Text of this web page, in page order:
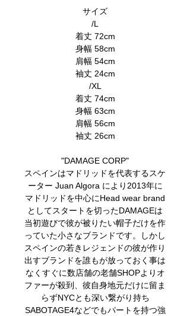
サイズ
/L
着丈 72cm
身幅 58cm
肩幅 54cm
袖丈 24cm
/XL
着丈 74cm
身幅 63cm
肩幅 56cm
袖丈 26cm
"DAMAGE CORP"
スペインはマドリッドを代表するスケ
ーター Juan Algora により2013年に
マドリッドを中心にHead wear brand
としてスタートを切ったDAMAGEは
当初遊びで彼が被りたい帽子だけを作
っていた小さなブランドです。しかし
スペインの若きレジェンドの彼が作り
出すブランドを誰もが放っておく事は
なくすぐに数店舗の老舗SHOPよりオ
ファーが殺到、彼自身地元だけに留ま
らずNYCとも深い繋がり持ち
SABOTAGE4などでもパートを持つ強